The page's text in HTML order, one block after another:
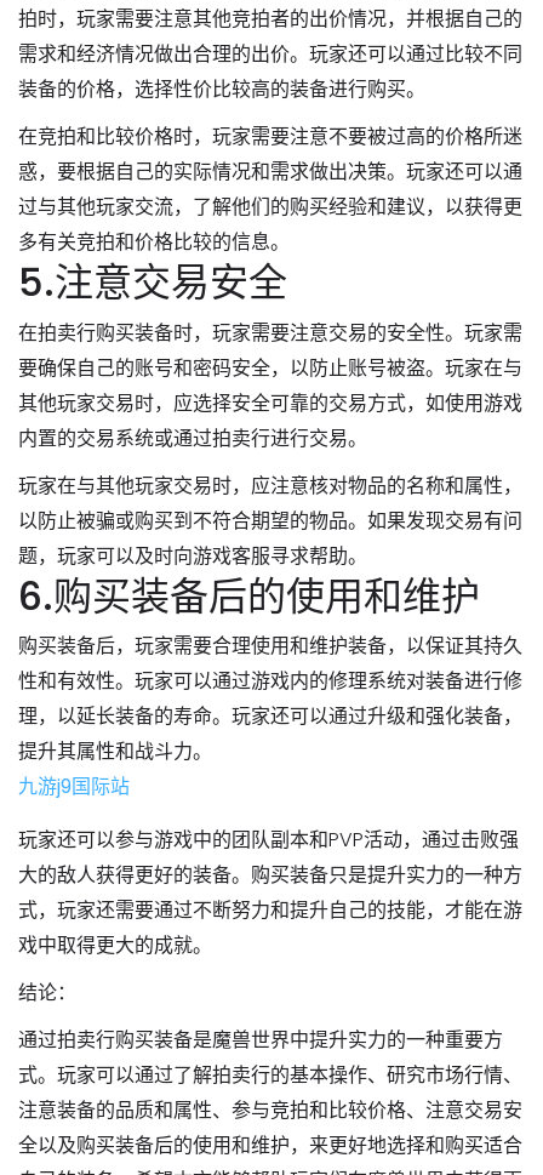
拍时，玩家需要注意其他竞拍者的出价情况，并根据自己的
需求和经济情况做出合理的出价。玩家还可以通过比较不同
装备的价格，选择性价比较高的装备进行购买。
在竞拍和比较价格时，玩家需要注意不要被过高的价格所迷
惑，要根据自己的实际情况和需求做出决策。玩家还可以通
过与其他玩家交流，了解他们的购买经验和建议，以获得更
多有关竞拍和价格比较的信息。
5.注意交易安全
在拍卖行购买装备时，玩家需要注意交易的安全性。玩家需
要确保自己的账号和密码安全，以防止账号被盗。玩家在与
其他玩家交易时，应选择安全可靠的交易方式，如使用游戏
内置的交易系统或通过拍卖行进行交易。
玩家在与其他玩家交易时，应注意核对物品的名称和属性，
以防止被骗或购买到不符合期望的物品。如果发现交易有问
题，玩家可以及时向游戏客服寻求帮助。
6.购买装备后的使用和维护
购买装备后，玩家需要合理使用和维护装备，以保证其持久
性和有效性。玩家可以通过游戏内的修理系统对装备进行修
理，以延长装备的寿命。玩家还可以通过升级和强化装备，
提升其属性和战斗力。
九游j9国际站
玩家还可以参与游戏中的团队副本和PVP活动，通过击败强
大的敌人获得更好的装备。购买装备只是提升实力的一种方
式，玩家还需要通过不断努力和提升自己的技能，才能在游
戏中取得更大的成就。
结论：
通过拍卖行购买装备是魔兽世界中提升实力的一种重要方
式。玩家可以通过了解拍卖行的基本操作、研究市场行情、
注意装备的品质和属性、参与竞拍和比较价格、注意交易安
全以及购买装备后的使用和维护，来更好地选择和购买适合